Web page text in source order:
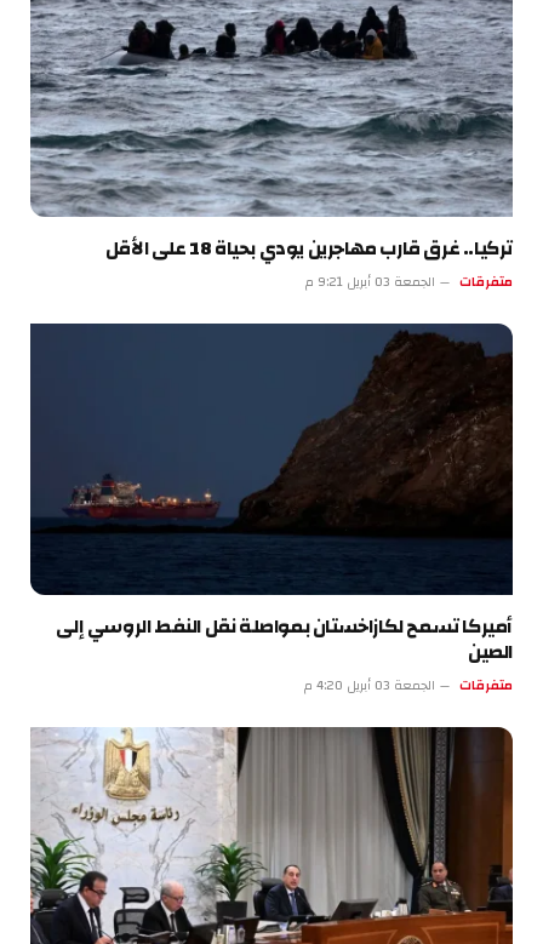
تركيا.. غرق قارب مهاجرين يودي بحياة 18 على الأقل
متفرقات الجمعة 03 أبريل 9:21 م
أميركا تسمح لكازاخستان بمواصلة نقل النفط الروسي إلى
الصين
متفرقات الجمعة 03 أبريل 4:20 م